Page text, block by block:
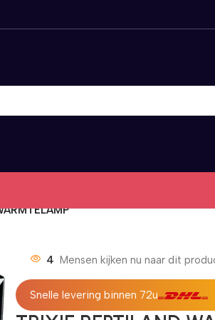
4 Mensen kijken nu naar dit
Snelle levering binnen 72u